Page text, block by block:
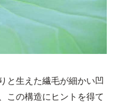
と生えた繊毛が細かい凹
この構造にヒントを得て